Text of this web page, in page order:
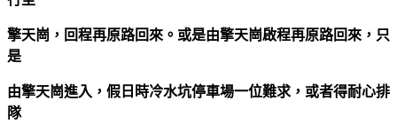
擎天崗，回程再原路回來。或是由擎天崗啟程再原路回來，只
是
由擎天崗進入，假日時冷水坑停車場一位難求，或者得耐心排
隊